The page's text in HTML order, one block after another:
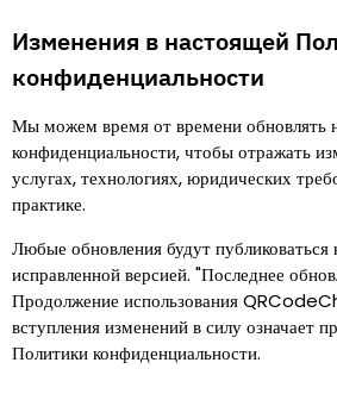
Изменения в настоящей
конфиденциальности
Мы можем время от времени обновлять
конфиденциальности, чтобы отражать
услугах, технологиях, юридических
практике.
Любые обновления будут публиковаться
исправленной версией. "Последнее
Продолжение использования
вступления изменений в силу означает
Политики конфиденциальности.